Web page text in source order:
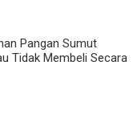
Pangan Sumut
Tidak Membeli Secara